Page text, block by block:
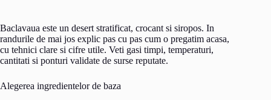
Baclavaua este un desert stratificat, crocant si siropos. In
randurile de mai jos explic pas cu pas cum o pregatim acasa,
cu tehnici clare si cifre utile. Veti gasi timpi, temperaturi,
cantitati si ponturi validate de surse reputate.
Alegerea ingredientelor de baza